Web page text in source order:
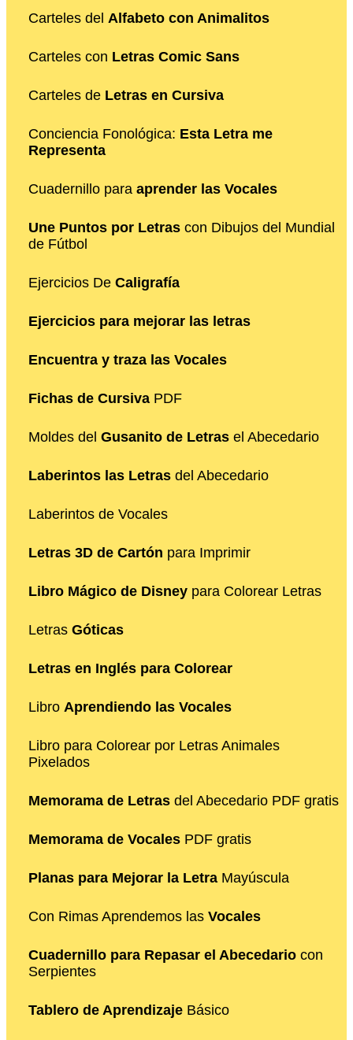
Carteles del Alfabeto con Animalitos
Carteles con Letras Comic Sans
Carteles de Letras en Cursiva
Conciencia Fonológica: Esta Letra me
Representa
Cuadernillo para aprender las Vocales
Une Puntos por Letras con Dibujos del Mundial
de Fútbol
Ejercicios De Caligrafía
Ejercicios para mejorar las letras
Encuentra y traza las Vocales
Fichas de Cursiva PDF
Moldes del Gusanito de Letras el Abecedario
Laberintos las Letras del Abecedario
Laberintos de Vocales
Letras 3D de Cartón para Imprimir
Libro Mágico de Disney para Colorear Letras
Letras Góticas
Letras en Inglés para Colorear
Libro Aprendiendo las Vocales
Libro para Colorear por Letras Animales
Pixelados
Memorama de Letras del Abecedario PDF gratis
Memorama de Vocales PDF gratis
Planas para Mejorar la Letra Mayúscula
Con Rimas Aprendemos las Vocales
Cuadernillo para Repasar el Abecedario con
Serpientes
Tablero de Aprendizaje Básico